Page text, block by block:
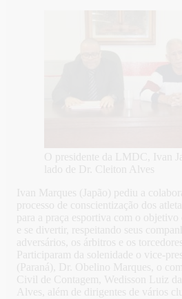
O presidente da LMDC, Ivan
lado de Dr. Cleiton Alves
Ivan Marques (Japão) pediu a
processo de conscientização dos
para a praça esportiva com o
e se divertir, respeitando seus
adversários, os árbitros e os
Participaram da solenidade o vice-
(Paraná), Dr. Obelino Marques, o
Civil de Contagem, Wedisson Luiz
Alves, além de dirigentes de vários